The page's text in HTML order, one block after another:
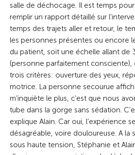
salle de déchocage. Il est temps
remplir un rapport détaillé sur
temps des trajets aller et retour, le
les personnes présentes ou encore
du patient, soit une échelle allant de
(personne parfaitement consciente),
trois critères: ouverture des yeux,
motrice. La personne secourue
m’inquiète le plus, c’est que nous
tube dans la gorge sans sédation.
explique Alain. Car oui, l’expérience
désagréable, voire douloureuse. A la
sous haute tension, Stéphanie et